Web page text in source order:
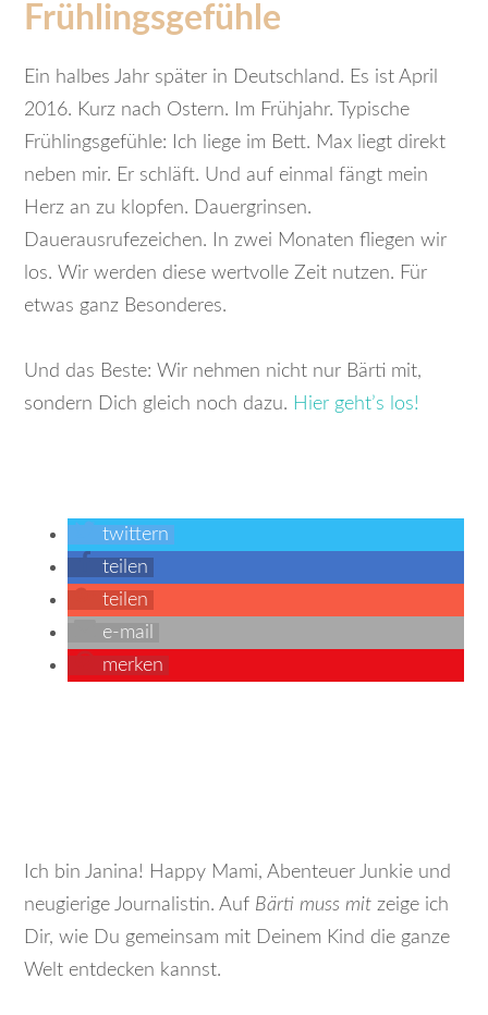
Frühlingsgefühle
Ein halbes Jahr später in Deutschland. Es ist April
2016. Kurz nach Ostern. Im Frühjahr. Typische
Frühlingsgefühle: Ich liege im Bett. Max liegt direkt
neben mir. Er schläft. Und auf einmal fängt mein
Herz an zu klopfen. Dauergrinsen.
Dauerausrufezeichen. In zwei Monaten fliegen wir
los. Wir werden diese wertvolle Zeit nutzen. Für
etwas ganz Besonderes.
Und das Beste: Wir nehmen nicht nur Bärti mit,
sondern Dich gleich noch dazu. Hier geht’s los!
twittern
teilen
teilen
e-mail
merken
Ich bin Janina! Happy Mami, Abenteuer Junkie und
neugierige Journalistin. Auf Bärti muss mit zeige ich
Dir, wie Du gemeinsam mit Deinem Kind die ganze
Welt entdecken kannst.